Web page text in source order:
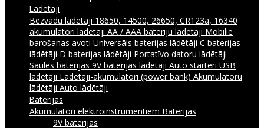
Lādētāji
Bezvadu lādētāji 18650, 14500, 26650, CR123a, 16340
akumulatori lādētāji AA / AAA bateriju lādētāji Mobilie
barošanas avoti Universāls baterijas lādētāji C baterijas
lādētāji D baterijas lādētāji Portatīvo datoru lādētāji
Saules baterijas 9V baterijas lādētāji Auto starteri USB
lādētāji Lādētāji-akumulatori (power bank) Akumulatoru
lādētāji Auto lādētāji
Baterijas
Akumulatori elektroinstrumentiem Baterijas
9V baterijas